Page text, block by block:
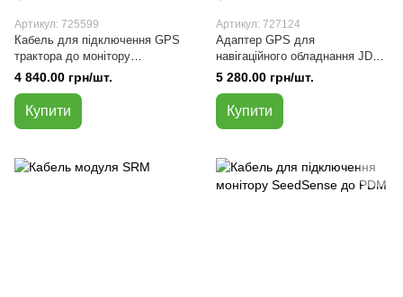
Артикул: 725599
Кабель для підключення GPS
трактора до монітору
SeedSense
4 840.00 грн/шт.
Купити
Артикул: 727124
Адаптер GPS для
навігаційного обладнання JD
StarFire
5 280.00 грн/шт.
Купити